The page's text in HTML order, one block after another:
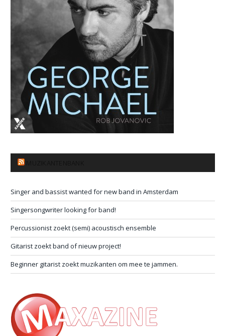
Singer and bassist wanted for new band in Amsterdam
Singersongwriter looking for band!
Percussionist zoekt (semi) acoustisch ensemble
Gitarist zoekt band of nieuw project!
Beginner gitarist zoekt muzikanten om mee te jammen.